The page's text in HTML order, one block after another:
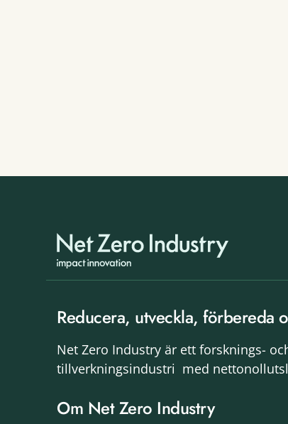
Reducera, utveckla, förbereda
Net Zero Industry är ett forsknings-
tillverkningsindustri med
Om Net Zero Industry